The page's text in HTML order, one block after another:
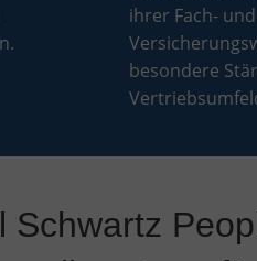
ihrer Fach-
besondere
Schwartz